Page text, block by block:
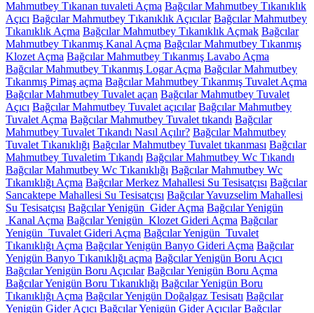
Mahmutbey Tıkanan tuvaleti Açma Bağcılar Mahmutbey Tıkanıklık
Açıcı Bağcılar Mahmutbey Tıkanıklık Açıcılar Bağcılar Mahmutbey
Tıkanıklık Açma Bağcılar Mahmutbey Tıkanıklık Açmak Bağcılar
Mahmutbey Tıkanmış Kanal Açma Bağcılar Mahmutbey Tıkanmış
Klozet Açma Bağcılar Mahmutbey Tıkanmış Lavabo Açma
Bağcılar Mahmutbey Tıkanmış Logar Açma Bağcılar Mahmutbey
Tıkanmış Pimaş açma Bağcılar Mahmutbey Tıkanmış Tuvalet Açma
Bağcılar Mahmutbey Tuvalet açan Bağcılar Mahmutbey Tuvalet
Açıcı Bağcılar Mahmutbey Tuvalet açıcılar Bağcılar Mahmutbey
Tuvalet Açma Bağcılar Mahmutbey Tuvalet tıkandı Bağcılar
Mahmutbey Tuvalet Tıkandı Nasıl Açılır? Bağcılar Mahmutbey
Tuvalet Tıkanıklığı Bağcılar Mahmutbey Tuvalet tıkanması Bağcılar
Mahmutbey Tuvaletim Tıkandı Bağcılar Mahmutbey Wc Tıkandı
Bağcılar Mahmutbey Wc Tıkanıklığı Bağcılar Mahmutbey Wc
Tıkanıklığı Açma Bağcılar Merkez Mahallesi Su Tesisatçısı Bağcılar
Sancaktepe Mahallesi Su Tesisatçısı Bağcılar Yavuzselim Mahallesi
Su Tesisatçısı Bağcılar Yenigün Gider Açma Bağcılar Yenigün
Kanal Açma Bağcılar Yenigün Klozet Gideri Açma Bağcılar
Yenigün Tuvalet Gideri Açma Bağcılar Yenigün Tuvalet
Tıkanıklığı Açma Bağcılar Yenigün Banyo Gideri Açma Bağcılar
Yenigün Banyo Tıkanıklığı açma Bağcılar Yenigün Boru Açıcı
Bağcılar Yenigün Boru Açıcılar Bağcılar Yenigün Boru Açma
Bağcılar Yenigün Boru Tıkanıklığı Bağcılar Yenigün Boru
Tıkanıklığı Açma Bağcılar Yenigün Doğalgaz Tesisatı Bağcılar
Yenigün Gider Açıcı Bağcılar Yenigün Gider Açıcılar Bağcılar